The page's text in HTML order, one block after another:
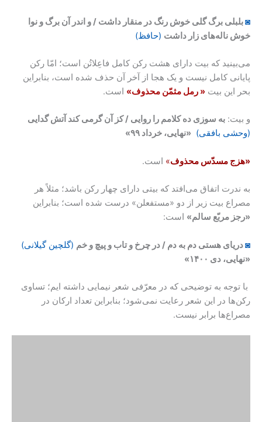
◙بلبلی برگ گلی خوش رنگ در منقار داشت / و اندر آن برگ و نوا
خوش ناله‌های زار داشت (حافظ)
می‌بینید که بیت دارای هشت رکن کامل فاعِلاتُن است؛ امّا رکن
پایانی کامل نیست و یک هجا از آخر آن حذف شده است، بنابراین
بحر این بیت « رمل مثمّن محذوف» است.
و بیت: به سوزی ده کلامم را روایی / کز آن گرمی کند آتش گدایی
(وحشی بافقی) «نهایی، خرداد ۹۹»
«هزج مسدّس محذوف» است.
به ندرت اتفاق می‌افتد که بیتی دارای چهار رکن باشد؛ مثلاً هر
مصراع بیت زیر از دو «مستفعلن» درست شده است؛ بنابراین
«رجز مربّع سالم» است:
◙دریای هستی دم به دم / در چرخ و تاب و پیچ و خم (گلچین گیلانی)
«نهایی، دی ۱۴۰۰»
با توجه به توضیحی که در معرّفی شعر نیمایی داشته ایم؛ تساوی
رکن‌ها در این شعر رعایت نمی‌شود؛ بنابراین تعداد ارکان در
مصراع‌ها برابر نیست.